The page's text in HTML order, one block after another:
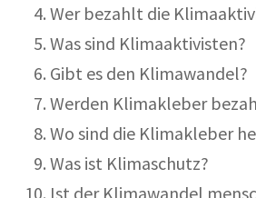
Wer bezahlt die
Was sind Klimaaktivisten?
Gibt es den Klimawandel?
Werden Klimakleber
Wo sind die Klimakleber
Was ist Klimaschutz?
Ist der Klimawandel